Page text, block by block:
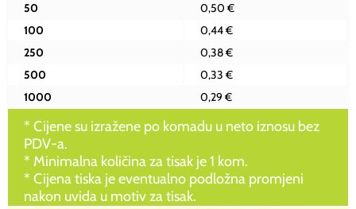
50
0,50 €
100
0,44 €
250
0,38 €
500
0,33 €
1000
0,29 €
* Cijene su izražene po komadu u neto iznosu bez
PDV-a.
* Minimalna količina za tisak je 1 kom.
* Cijena tiska je eventualno podložna promjeni
nakon uvida u motiv za tisak.